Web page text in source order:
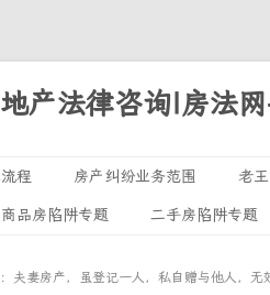
产法律咨询|房法
程 房产纠纷业务范围 老
诉
商品房陷阱专题 二手房陷阱专题
夫妻房产，虽登记一人，私自赠与他人，无